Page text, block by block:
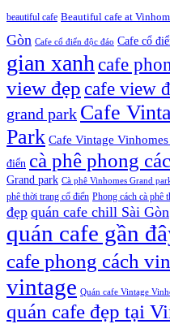
beautiful cafe Beautiful cafe at
Gòn Cafe cổ điển độc đáo Cafe cổ
gian xanhcafe
view đẹp cafe view
grand park Cafe
Park Cafe Vintage
điển cà phê phong
Grand park Cà phê Vinhomes Grand
phê thời trang cổ điển Phong cách cà phê
đẹp quán cafe chill Sài Gòn
quán cafe gần
cafe phong cách
vintage Quán cafe Vintage
quán cafe đẹp tại